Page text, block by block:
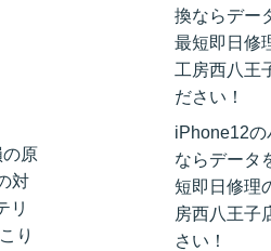
原
対
リ
り
換ならデー
最短即日修
工房西八王
ださい！
iPhone12の
ならデータ
短即日修理
房西八王子
さい！